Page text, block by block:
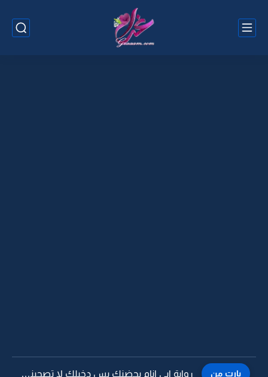
بارت من رواية ابي انام بحضنك بس دخيلك لا تصحيني -61